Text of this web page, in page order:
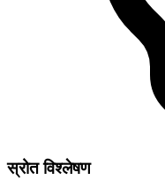
स्रोत विश्लेषण